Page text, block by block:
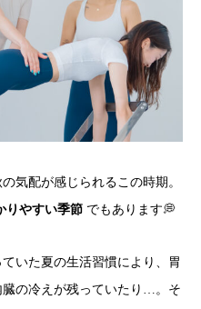
気配が感じられるこの時期。
りやすい季節 でもあります💭
いた夏の生活習慣により、胃
の冷えが残っていたり…。そ